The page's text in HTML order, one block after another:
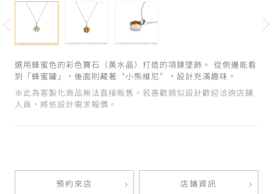
選用蜂蜜色的彩色寶石（黃水晶）打造的項鍊墜飾。 從側邊能看
到「蜂蜜罐」，後面則藏著〝小熊維尼〞，設計充滿趣味。
※此為客製化商品無法直接販售，若喜歡類似設計歡迎洽詢店鋪
人員，將依設計需求報價。
預約來店 店鋪資訊